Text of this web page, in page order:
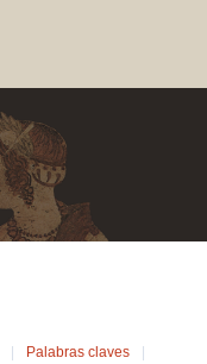
Palabras claves